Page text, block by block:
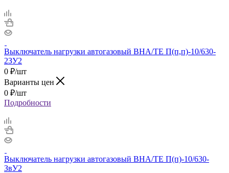
Выключатель нагрузки автогазовый ВНА/ТЕ П(п,п)-10/630-
2ЗУ2
0 ₽/шт
Варианты цен
0 ₽/шт
Подробности
Выключатель нагрузки автогазовый ВНА/ТЕ П(п)-10/630-
ЗвУ2